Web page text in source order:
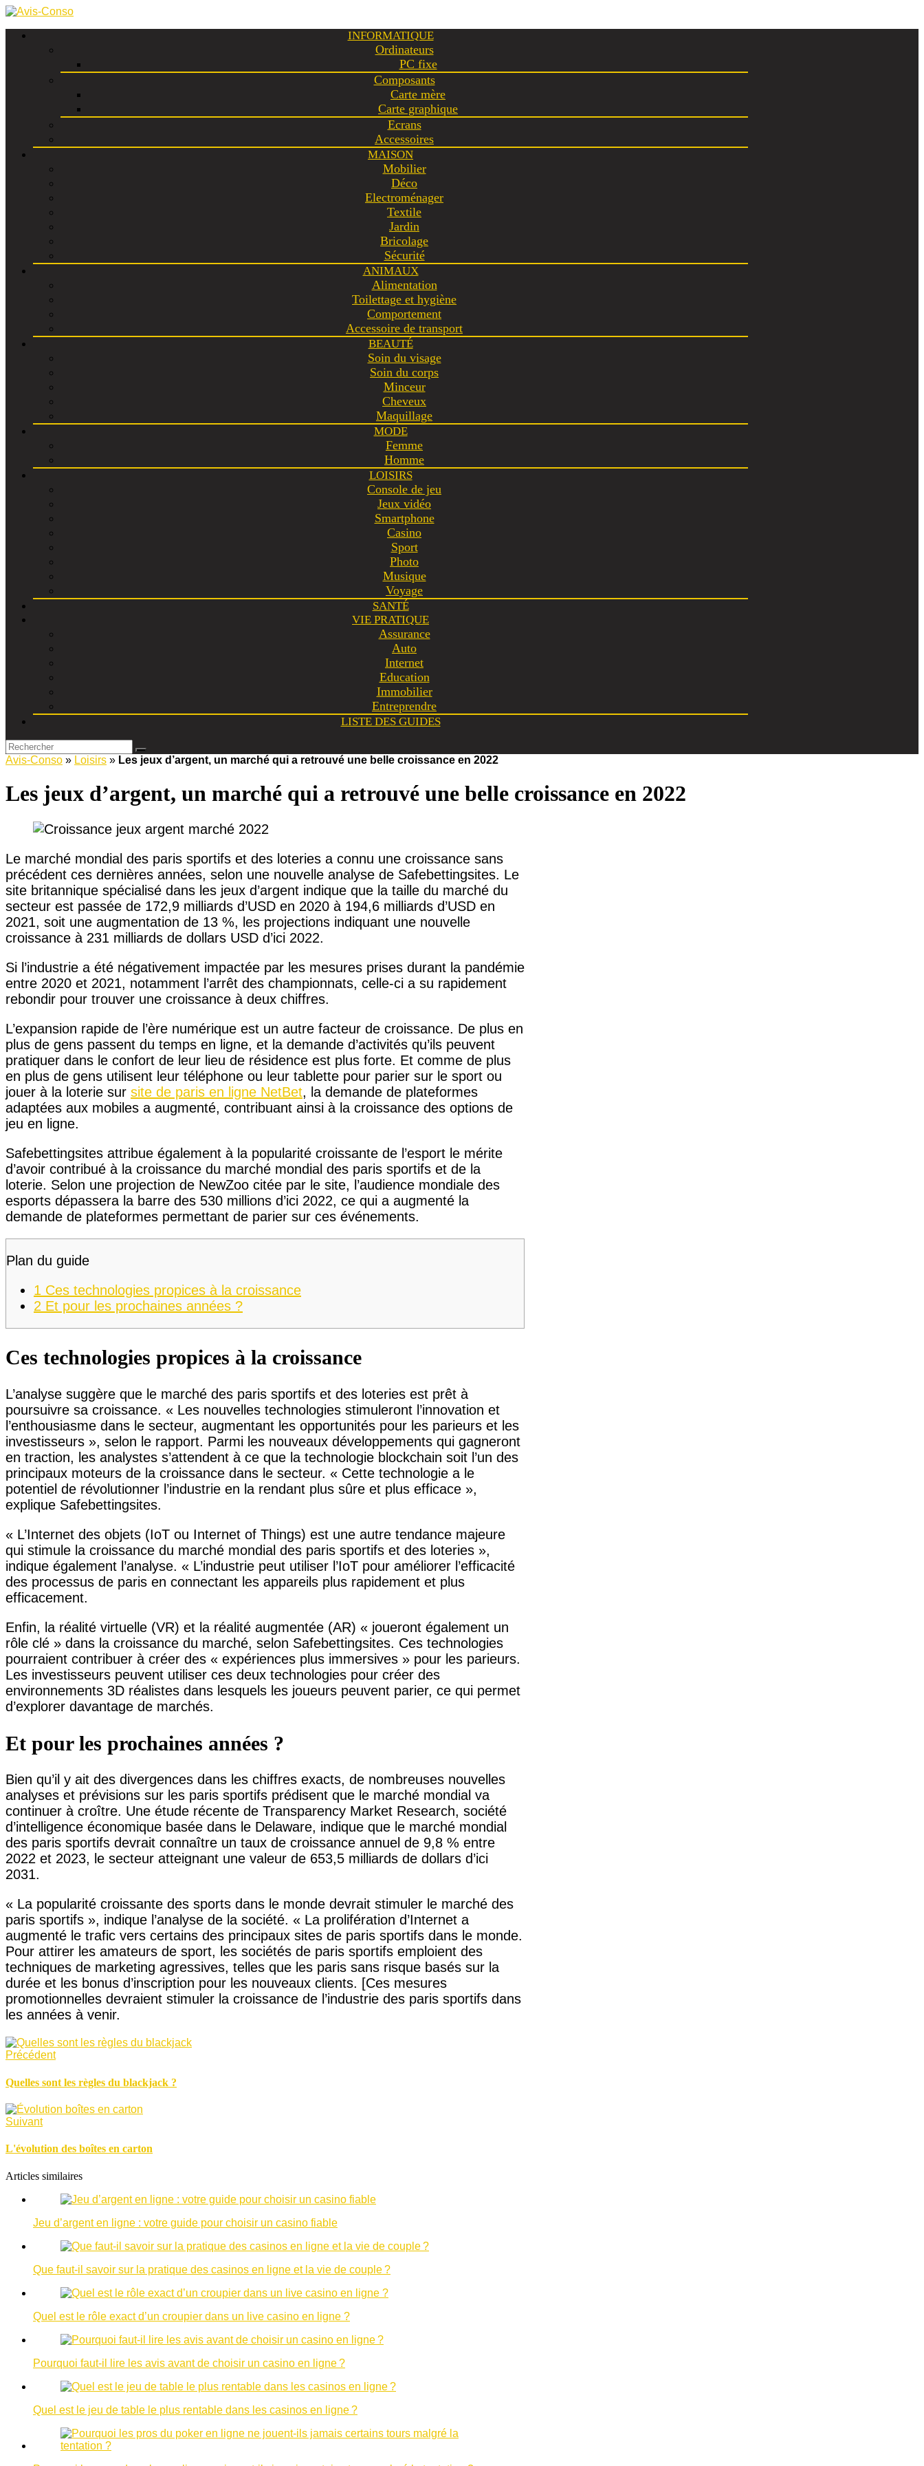
INFORMATIQUE
Ordinateurs
PC fixe
Composants
Carte mère
Carte graphique
Ecrans
Accessoires
MAISON
Mobilier
Déco
Electroménager
Textile
Jardin
Bricolage
Sécurité
ANIMAUX
Alimentation
Toilettage et hygiène
Comportement
Accessoire de transport
BEAUTÉ
Soin du visage
Soin du corps
Minceur
Cheveux
Maquillage
MODE
Femme
Homme
LOISIRS
Console de jeu
Jeux vidéo
Smartphone
Casino
Sport
Photo
Musique
Voyage
SANTÉ
VIE PRATIQUE
Assurance
Auto
Internet
Education
Immobilier
Entreprendre
LISTE DES GUIDES
Avis-Conso » Loisirs » Les jeux d’argent, un marché qui a retrouvé une belle croissance en 2022
Les jeux d’argent, un marché qui a retrouvé une belle croissance en 2022
Le marché mondial des paris sportifs et des loteries a connu une croissance sans
précédent ces dernières années, selon une nouvelle analyse de Safebettingsites. Le
site britannique spécialisé dans les jeux d’argent indique que la taille du marché du
secteur est passée de 172,9 milliards d’USD en 2020 à 194,6 milliards d’USD en
2021, soit une augmentation de 13 %, les projections indiquant une nouvelle
croissance à 231 milliards de dollars USD d’ici 2022.
Si l’industrie a été négativement impactée par les mesures prises durant la pandémie
entre 2020 et 2021, notamment l’arrêt des championnats, celle-ci a su rapidement
rebondir pour trouver une croissance à deux chiffres.
L’expansion rapide de l’ère numérique est un autre facteur de croissance. De plus en
plus de gens passent du temps en ligne, et la demande d’activités qu’ils peuvent
pratiquer dans le confort de leur lieu de résidence est plus forte. Et comme de plus
en plus de gens utilisent leur téléphone ou leur tablette pour parier sur le sport ou
jouer à la loterie sur site de paris en ligne NetBet, la demande de plateformes
adaptées aux mobiles a augmenté, contribuant ainsi à la croissance des options de
jeu en ligne.
Safebettingsites attribue également à la popularité croissante de l’esport le mérite
d’avoir contribué à la croissance du marché mondial des paris sportifs et de la
loterie. Selon une projection de NewZoo citée par le site, l’audience mondiale des
esports dépassera la barre des 530 millions d’ici 2022, ce qui a augmenté la
demande de plateformes permettant de parier sur ces événements.
Plan du guide
1 Ces technologies propices à la croissance
2 Et pour les prochaines années ?
Ces technologies propices à la croissance
L’analyse suggère que le marché des paris sportifs et des loteries est prêt à
poursuivre sa croissance. « Les nouvelles technologies stimuleront l’innovation et
l’enthousiasme dans le secteur, augmentant les opportunités pour les parieurs et les
investisseurs », selon le rapport. Parmi les nouveaux développements qui gagneront
en traction, les analystes s’attendent à ce que la technologie blockchain soit l’un des
principaux moteurs de la croissance dans le secteur. « Cette technologie a le
potentiel de révolutionner l’industrie en la rendant plus sûre et plus efficace »,
explique Safebettingsites.
« L’Internet des objets (IoT ou Internet of Things) est une autre tendance majeure
qui stimule la croissance du marché mondial des paris sportifs et des loteries »,
indique également l’analyse. « L’industrie peut utiliser l’IoT pour améliorer l’efficacité
des processus de paris en connectant les appareils plus rapidement et plus
efficacement.
Enfin, la réalité virtuelle (VR) et la réalité augmentée (AR) « joueront également un
rôle clé » dans la croissance du marché, selon Safebettingsites. Ces technologies
pourraient contribuer à créer des « expériences plus immersives » pour les parieurs.
Les investisseurs peuvent utiliser ces deux technologies pour créer des
environnements 3D réalistes dans lesquels les joueurs peuvent parier, ce qui permet
d’explorer davantage de marchés.
Et pour les prochaines années ?
Bien qu’il y ait des divergences dans les chiffres exacts, de nombreuses nouvelles
analyses et prévisions sur les paris sportifs prédisent que le marché mondial va
continuer à croître. Une étude récente de Transparency Market Research, société
d’intelligence économique basée dans le Delaware, indique que le marché mondial
des paris sportifs devrait connaître un taux de croissance annuel de 9,8 % entre
2022 et 2023, le secteur atteignant une valeur de 653,5 milliards de dollars d’ici
2031.
« La popularité croissante des sports dans le monde devrait stimuler le marché des
paris sportifs », indique l’analyse de la société. « La prolifération d’Internet a
augmenté le trafic vers certains des principaux sites de paris sportifs dans le monde.
Pour attirer les amateurs de sport, les sociétés de paris sportifs emploient des
techniques de marketing agressives, telles que les paris sans risque basés sur la
durée et les bonus d’inscription pour les nouveaux clients. [Ces mesures
promotionnelles devraient stimuler la croissance de l’industrie des paris sportifs dans
les années à venir.
Précédent
Quelles sont les règles du blackjack ?
Suivant
L'évolution des boîtes en carton
Articles similaires
Jeu d’argent en ligne : votre guide pour choisir un casino fiable
Que faut-il savoir sur la pratique des casinos en ligne et la vie de couple ?
Quel est le rôle exact d’un croupier dans un live casino en ligne ?
Pourquoi faut-il lire les avis avant de choisir un casino en ligne ?
Quel est le jeu de table le plus rentable dans les casinos en ligne ?